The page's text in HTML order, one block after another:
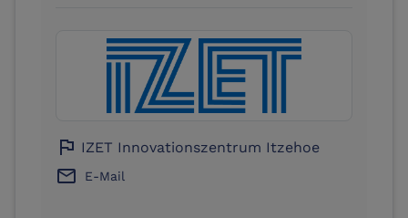
flag IZET Innovationszentrum Itzehoe
email E-Mail